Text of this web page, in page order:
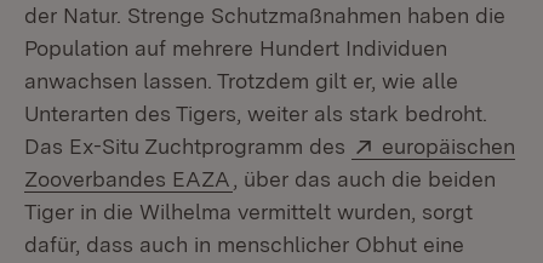
der Natur. Strenge Schutzmaßnahmen haben die
Population auf mehrere Hundert Individuen
anwachsen lassen. Trotzdem gilt er, wie alle
Unterarten des Tigers, weiter als stark bedroht.
Das Ex-Situ Zuchtprogramm des
Extern:
europäischen
Zooverbandes EAZA (Öffnet in neuem Fenster)
, über das auch die beiden
Tiger in die Wilhelma vermittelt wurden, sorgt
dafür, dass auch in menschlicher Obhut eine